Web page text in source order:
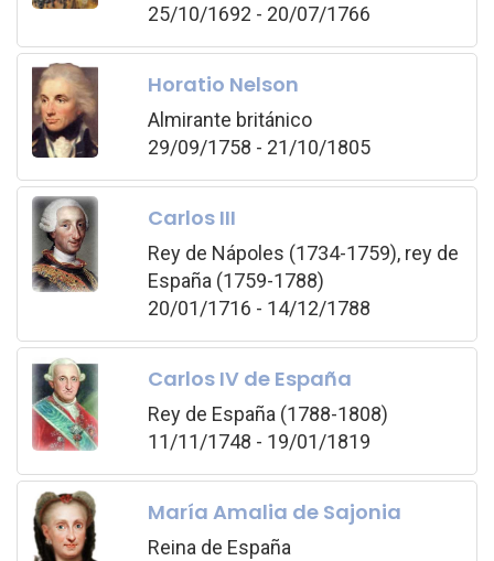
25/10/1692 - 20/07/1766
Horatio Nelson
Almirante británico
29/09/1758 - 21/10/1805
Carlos III
Rey de Nápoles (1734-1759), rey de
España (1759-1788)
20/01/1716 - 14/12/1788
Carlos IV de España
Rey de España (1788-1808)
11/11/1748 - 19/01/1819
María Amalia de Sajonia
Reina de España